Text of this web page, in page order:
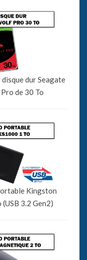
disque dur Seagate
de 30 To
Kingston
3.2 Gen2)